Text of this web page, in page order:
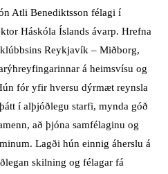
Atli Benediktsson félagi í
Háskóla Íslands ávarp. Hrefna
Reykjavík – Miðborg,
á heimsvísu og
fór yfir hversu dýrmæt reynsla
í alþjóðlegu starfi, mynda góð
að þjóna samfélaginu og
Lagði hún einnig áherslu á
skilning og félagar fá